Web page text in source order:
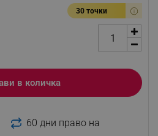
30 точки
в количка
60 дни право на